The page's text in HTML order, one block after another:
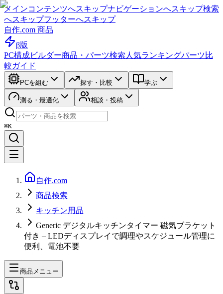
メインコンテンツへスキップナビゲーションへスキップ検索
へスキップフッターへスキップ
自作.com 商品
β版
PC構成ビルダー商品・パーツ検索 人気ランキングパーツ比
較ガイド
PCを組む 探す・比較 学ぶ
測る・最適化 相談・投稿
⌘K
自作.com
商品検索
キッチン用品
Generic デジタルキッチンタイマー 磁気ブラケット
付き – LEDディスプレイで調理やスケジュール管理に
便利、電池不要
商品メニュー